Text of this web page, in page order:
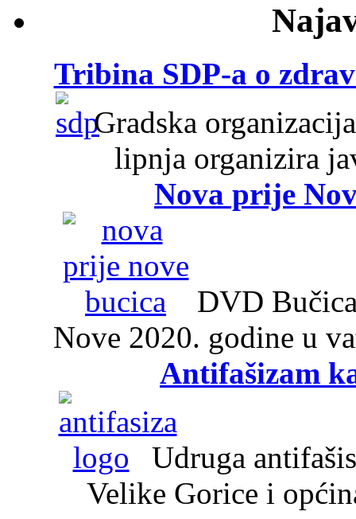
Tribina SDP-a o
Gradska
lipnja organizira
Nova prije
DVD
Nove 2020. godine u
Antifašizam
Udruga
Velike Gorice i